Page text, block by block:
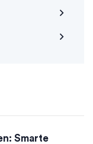
Smarte